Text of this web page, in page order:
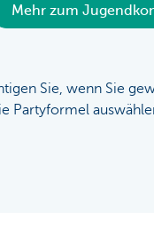
Mehr zum
Sie, wenn Sie
Partyformel